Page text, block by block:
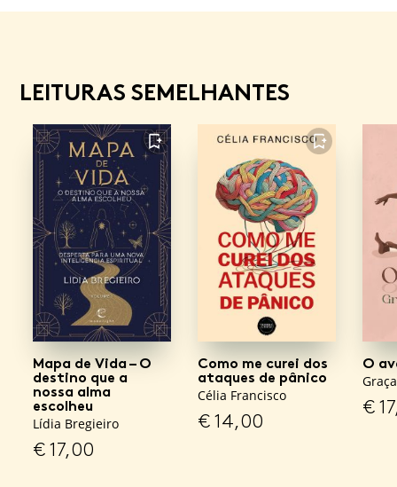
LEITURAS SEMELHANTES
FAVORITO
Mapa de Vida – O
destino que a
nossa alma
escolheu
Lídia Bregieiro
€17,00
FAVORITO
Como me curei dos
ataques de pânico
Célia Francisco
€14,00
O
€